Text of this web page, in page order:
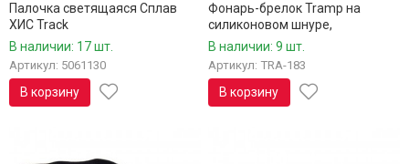
Палочка светящаяся Сплав
ХИС Track
В наличии: 17 шт.
Артикул: 5061130
В корзину
Фонарь-брелок Tramp на
силиконовом шнуре,
оранжевый, TRA-183
В наличии: 9 шт.
Артикул: TRA-183
В корзину